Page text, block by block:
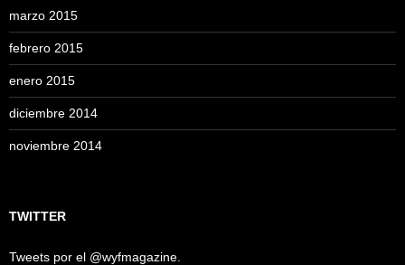
marzo 2015
febrero 2015
enero 2015
diciembre 2014
noviembre 2014
TWITTER
Tweets por el @wyfmagazine.